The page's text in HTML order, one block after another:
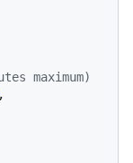
maximum)
,